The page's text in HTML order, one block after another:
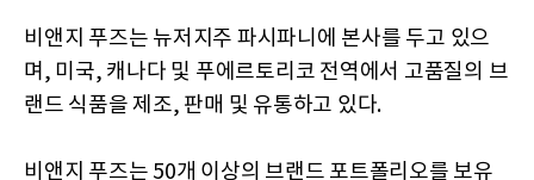
비앤지 푸즈는 뉴저지주 파시파니에 본사를 두고 있으
며, 미국, 캐나다 및 푸에르토리코 전역에서 고품질의 브
랜드 식품을 제조, 판매 및 유통하고 있다.
비앤지 푸즈는 50개 이상의 브랜드 포트폴리오를 보유